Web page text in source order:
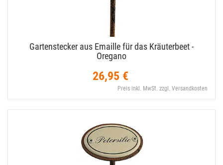
Gartenstecker aus Emaille für das Kräuterbeet -
Oregano
26,95 €
Preis inkl. MwSt. zzgl. Versandkosten